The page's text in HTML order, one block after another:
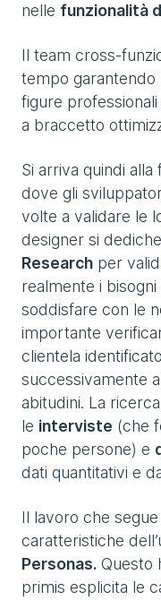
nelle funzionalità
Il team cross-
tempo garantendo
figure
a braccetto
Si arriva quindi alla
dove gli
volte a validare le
designer si
Research per
realmente i
soddisfare con le
importante
clientela
successivamente
abitudini. La
le interviste (che
poche persone) e
dati quantitativi e
Il lavoro che
caratteristiche
Personas. Questo
primis esplicita le